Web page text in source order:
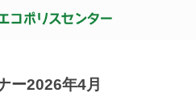
ー2026年4月